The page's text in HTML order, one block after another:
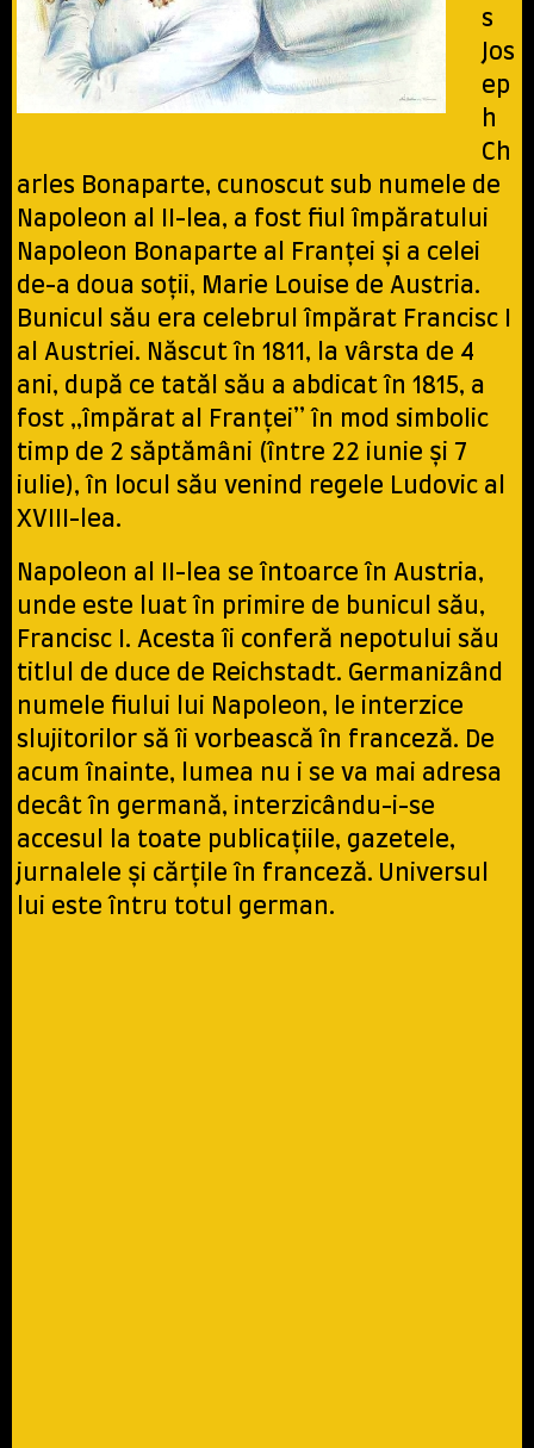
s
Jos
ep
h
Ch
arles Bonaparte, cunoscut sub numele de
Napoleon al II-lea, a fost fiul împăratului
Napoleon Bonaparte al Franței și a celei
de-a doua soții, Marie Louise de Austria.
Bunicul său era celebrul împărat Francisc I
al Austriei. Născut în 1811, la vârsta de 4
ani, după ce tatăl său a abdicat în 1815, a
fost „împărat al Franţei” în mod simbolic
timp de 2 săptămâni (între 22 iunie şi 7
iulie), în locul său venind regele Ludovic al
XVIII-lea.
Napoleon al II-lea se întoarce în Austria,
unde este luat în primire de bunicul său,
Francisc I. Acesta îi conferă nepotului său
titlul de duce de Reichstadt. Germanizând
numele fiului lui Napoleon, le interzice
slujitorilor să îi vorbească în franceză. De
acum înainte, lumea nu i se va mai adresa
decât în germană, interzicându-i-se
accesul la toate publicațiile, gazetele,
jurnalele și cărțile în franceză. Universul
lui este întru totul german.